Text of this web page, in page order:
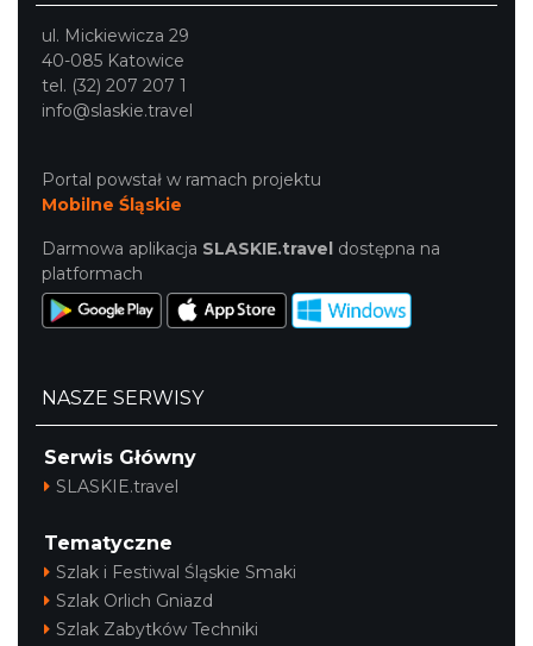
ul. Mickiewicza 29
40-085 Katowice
tel. (32) 207 207 1
info@slaskie.travel
Portal powstał w ramach projektu
Mobilne Śląskie
Darmowa aplikacja SLASKIE.travel dostępna na
platformach
NASZE SERWISY
Serwis Główny
SLASKIE.travel
Tematyczne
Szlak i Festiwal Śląskie Smaki
Szlak Orlich Gniazd
Szlak Zabytków Techniki